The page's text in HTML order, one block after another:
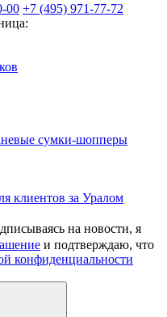
00 +7 (495) 971-77-72
сумки-шопперы
клиентов за Уралом
на новости, я
и подтверждаю, что
конфиденциальности